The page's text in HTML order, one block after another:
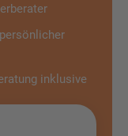
inklusive